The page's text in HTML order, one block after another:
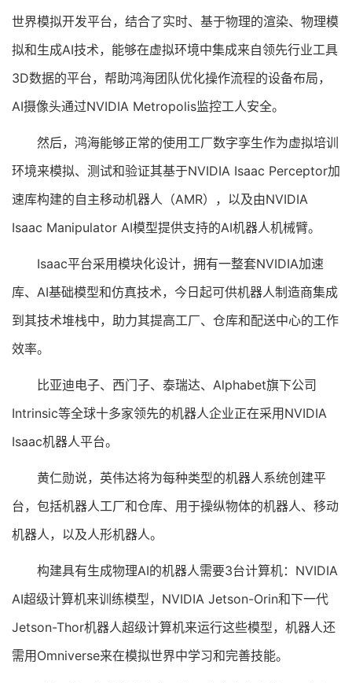
世界模拟开发平台，结合了实时、基于物理的渲染、物理模
拟和生成AI技术，能够在虚拟环境中集成来自领先行业工具
3D数据的平台，帮助鸿海团队优化操作流程的设备布局，
AI摄像头通过NVIDIA Metropolis监控工人安全。
然后，鸿海能够正常的使用工厂数字孪生作为虚拟培训
环境来模拟、测试和验证其基于NVIDIA Isaac Perceptor加
速库构建的自主移动机器人（AMR），以及由NVIDIA
Isaac Manipulator AI模型提供支持的AI机器人机械臂。
Isaac平台采用模块化设计，拥有一整套NVIDIA加速
库、AI基础模型和仿真技术，今日起可供机器人制造商集成
到其技术堆栈中，助力其提高工厂、仓库和配送中心的工作
效率。
比亚迪电子、西门子、泰瑞达、Alphabet旗下公司
Intrinsic等全球十多家领先的机器人企业正在采用NVIDIA
Isaac机器人平台。
黄仁勋说，英伟达将为每种类型的机器人系统创建平
台，包括机器人工厂和仓库、用于操纵物体的机器人、移动
机器人，以及人形机器人。
构建具有生成物理AI的机器人需要3台计算机：NVIDIA
AI超级计算机来训练模型，NVIDIA Jetson-Orin和下一代
Jetson-Thor机器人超级计算机来运行这些模型，机器人还
需用Omniverse来在模拟世界中学习和完善技能。